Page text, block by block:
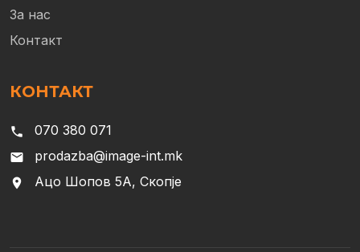
За нас
Контакт
КОНТАКТ
phone 070 380 071
email prodazba@image-int.mk
location_on Ацо Шопов 5А, Скопје